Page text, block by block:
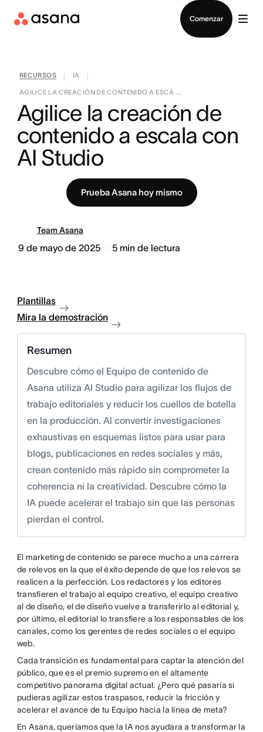
Comenzar
RECURSOS IA
AGILICE LA CREACIÓN DE CONTENIDO A ESCA ...
Agilice la creación de
contenido a escala con
AI Studio
Prueba Asana hoy mismo
Team Asana
9 de mayo de 2025 5 min de lectura
Plantillas
Mira la demostración
Resumen
Descubre cómo el Equipo de contenido de
Asana utiliza AI Studio para agilizar los flujos de
trabajo editoriales y reducir los cuellos de botella
en la producción. Al convertir investigaciones
exhaustivas en esquemas listos para usar para
blogs, publicaciones en redes sociales y más,
crean contenido más rápido sin comprometer la
coherencia ni la creatividad. Descubre cómo la
IA puede acelerar el trabajo sin que las personas
pierdan el control.
El marketing de contenido se parece mucho a una carrera
de relevos en la que el éxito depende de que los relevos se
realicen a la perfección. Los redactores y los editores
transfieren el trabajo al equipo creativo, el equipo creativo
al de diseño, el de diseño vuelve a transferirlo al editorial y,
por último, el editorial lo transfiere a los responsables de los
canales, como los gerentes de redes sociales o el equipo
web.
Cada transición es fundamental para captar la atención del
público, que es el premio supremo en el altamente
competitivo panorama digital actual. ¿Pero qué pasaría si
pudieras agilizar estos traspasos, reducir la fricción y
acelerar el avance de tu Equipo hacia la línea de meta?
En Asana, queríamos que la IA nos ayudara a transformar la